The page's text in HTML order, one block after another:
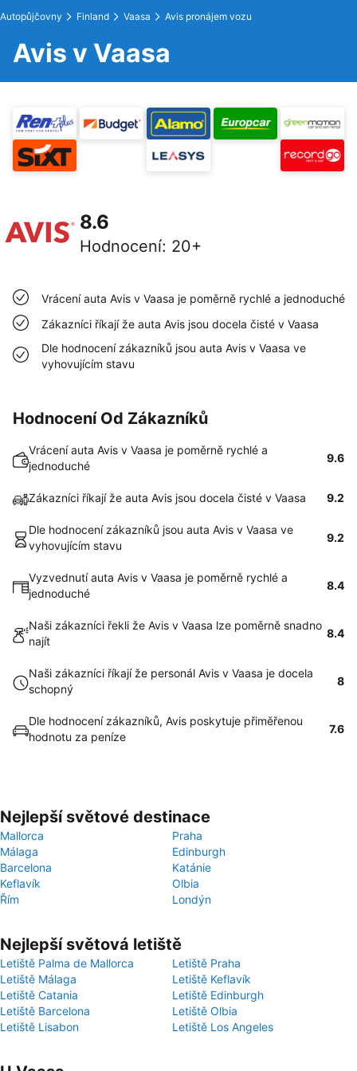
Autopůjčovny Finland Vaasa Avis pronájem vozu
Avis v Vaasa
8.6
Hodnocení: 20+
Vrácení auta Avis v Vaasa je poměrně rychlé a jednoduché
Zákazníci říkají že auta Avis jsou docela čisté v Vaasa
Dle hodnocení zákazníků jsou auta Avis v Vaasa ve
vyhovujícím stavu
Hodnocení Od Zákazníků
Vrácení auta Avis v Vaasa je poměrně rychlé a
jednoduché
9.6
Zákazníci říkají že auta Avis jsou docela čisté v Vaasa 9.2
Dle hodnocení zákazníků jsou auta Avis v Vaasa ve
vyhovujícím stavu
9.2
Vyzvednutí auta Avis v Vaasa je poměrně rychlé a
jednoduché
8.4
Naši zákazníci řekli že Avis v Vaasa lze poměrně snadno
najít
8.4
Naši zákazníci říkají že personál Avis v Vaasa je docela
schopný
8
Dle hodnocení zákazníků, Avis poskytuje přiměřenou
hodnotu za peníze
7.6
Nejlepší světové destinace
Mallorca
Praha
Málaga
Edinburgh
Barcelona
Katánie
Keflavík
Olbia
Řím
Londýn
Nejlepší světová letiště
Letiště Palma de Mallorca
Letiště Praha
Letiště Málaga
Letiště Keflavík
Letiště Catania
Letiště Edinburgh
Letiště Barcelona
Letiště Olbia
Letiště Lisabon
Letiště Los Angeles